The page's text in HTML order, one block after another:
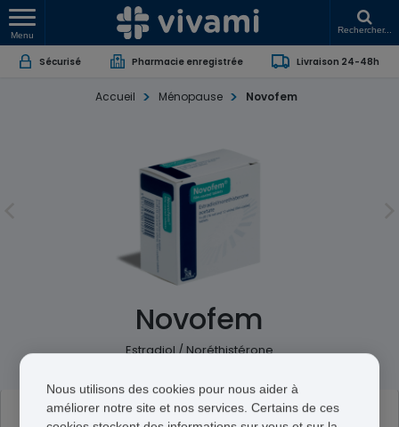
Menu
Rechercher...
Sécurisé Pharmacie enregistrée Livraison 24-48h
Accueil Ménopause Novofem
Novofem
Estradiol / Noréthistérone
Novofem
Nous utilisons des cookies pour nous aider à
améliorer notre site et nos services. Certains de ces